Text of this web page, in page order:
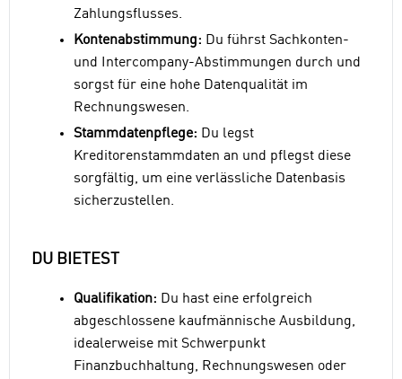
Zahlungsflusses.
Kontenabstimmung: Du führst Sachkonten-
und Intercompany-Abstimmungen durch und
sorgst für eine hohe Datenqualität im
Rechnungswesen.
Stammdatenpflege: Du legst
Kreditorenstammdaten an und pflegst diese
sorgfältig, um eine verlässliche Datenbasis
sicherzustellen.
DU BIETEST
Qualifikation: Du hast eine erfolgreich
abgeschlossene kaufmännische Ausbildung,
idealerweise mit Schwerpunkt
Finanzbuchhaltung, Rechnungswesen oder